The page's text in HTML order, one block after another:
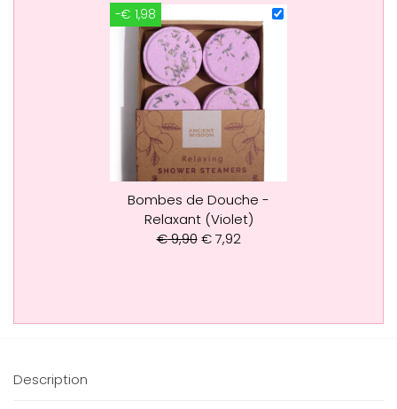
-€ 1,98
Bombes de Douche -
Relaxant (Violet)
€9,90 €7,92
Description